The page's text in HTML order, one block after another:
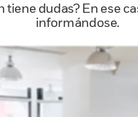
tiene dudas? En ese
informándose.